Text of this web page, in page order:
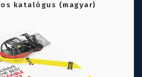
katalógus (magyar)